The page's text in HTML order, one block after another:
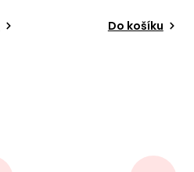
Do košíku